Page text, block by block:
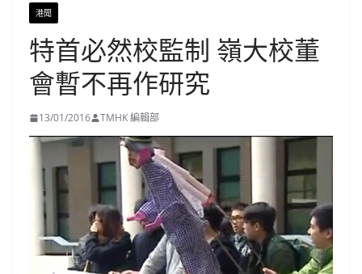
港聞
特首必然校監制 嶺大校董
會暫不再作研究
13/01/2016 TMHK 編輯部